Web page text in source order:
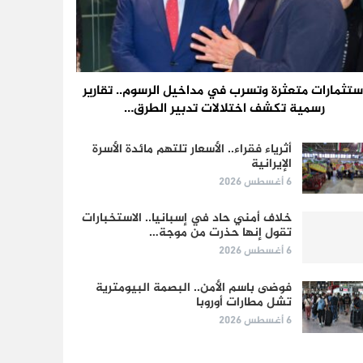
متعثرة وتسرب في مداخيل الرسوم.. تقارير
رسمية تكشف اختلالات تدبير الطرق…
أثرياء فقراء.. الأسعار تلتهم مائدة الأسرة
الإيرانية
6 أغسطس 2026
خلاف أمني حاد في إسبانيا.. الاستخبارات
تقول إنها حذرت من موجة…
6 أغسطس 2026
فوضى باسم الأمن.. البصمة البيومترية
تشل مطارات أوروبا
6 أغسطس 2026